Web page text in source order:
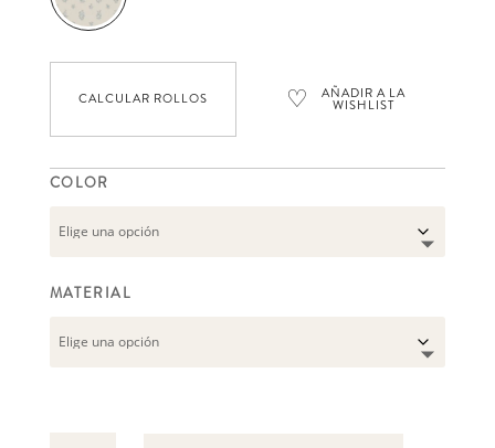
CALCULAR ROLLOS ♡ AÑADIR A LA
WISHLIST
COLOR
MATERIAL